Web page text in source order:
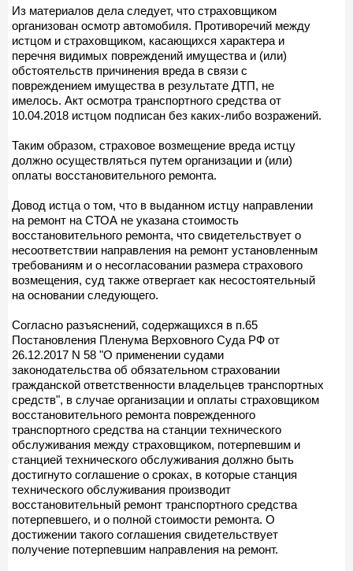
Из материалов дела следует, что страховщиком
организован осмотр автомобиля. Противоречий между
истцом и страховщиком, касающихся характера и
перечня видимых повреждений имущества и (или)
обстоятельств причинения вреда в связи с
повреждением имущества в результате ДТП, не
имелось. Акт осмотра транспортного средства от
10.04.2018 истцом подписан без каких-либо возражений.
Таким образом, страховое возмещение вреда истцу
должно осуществляться путем организации и (или)
оплаты восстановительного ремонта.
Довод истца о том, что в выданном истцу направлении
на ремонт на СТОА не указана стоимость
восстановительного ремонта, что свидетельствует о
несоответствии направления на ремонт установленным
требованиям и о несогласовании размера страхового
возмещения, суд также отвергает как несостоятельный
на основании следующего.
Согласно разъяснений, содержащихся в п.65
Постановления Пленума Верховного Суда РФ от
26.12.2017 N 58 "О применении судами
законодательства об обязательном страховании
гражданской ответственности владельцев транспортных
средств", в случае организации и оплаты страховщиком
восстановительного ремонта поврежденного
транспортного средства на станции технического
обслуживания между страховщиком, потерпевшим и
станцией технического обслуживания должно быть
достигнуто соглашение о сроках, в которые станция
технического обслуживания производит
восстановительный ремонт транспортного средства
потерпевшего, и о полной стоимости ремонта. О
достижении такого соглашения свидетельствует
получение потерпевшим направления на ремонт.